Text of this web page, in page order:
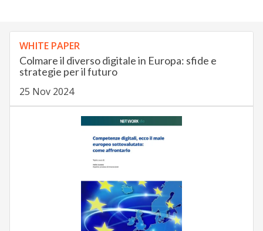
WHITE PAPER
Colmare il diverso digitale in Europa: sfide e
strategie per il futuro
25 Nov 2024